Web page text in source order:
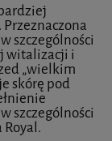
szczególności
witalizacji i
„wielkim
skórę pod
szczególności